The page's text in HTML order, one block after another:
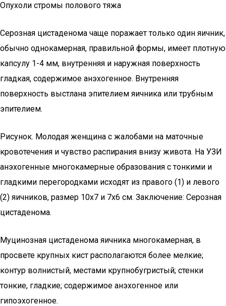
Опухоли стромы полового тяжа
Серозная цистаденома чаще поражает только один яичник,
обычно однокамерная, правильной формы, имеет плотную
капсулу 1-4 мм, внутренняя и наружная поверхность
гладкая, содержимое анэхогенное. Внутренняя
поверхность выстлана эпителием яичника или трубным
эпителием.
Рисунок. Молодая женщина с жалобами на маточные
кровотечения и чувство распирания внизу живота. На УЗИ
анэхогенные многокамерные образования с тонкими и
гладкими перегородками исходят из правого (1) и левого
(2) яичников, размер 10х7 и 7х6 см. Заключение: Серозная
цистаденома.
Муцинозная цистаденома яичника многокамерная, в
просвете крупных кист располагаются более мелкие;
контур волнистый, местами крупнобугристый; стенки
тонкие, гладкие; содержимое анэхогенное или
гипоэхогенное.